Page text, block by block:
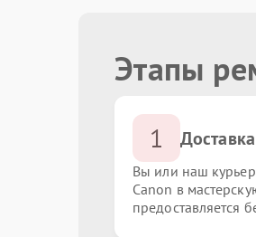
Этапы
1 Доставка
Вы или наш курьер
Canon в
предоставляется